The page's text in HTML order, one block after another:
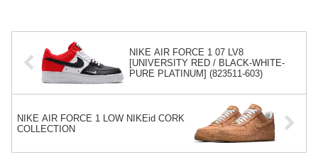
NIKE AIR FORCE 1 07 LV8
[UNIVERSITY RED / BLACK-WHITE-
PURE PLATINUM] (823511-603)
NIKE AIR FORCE 1 LOW NIKEid CORK
COLLECTION